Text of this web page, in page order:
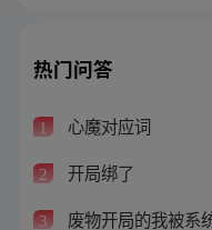
热门问答
1 心魔对应词
2 开局绑了
3 废物开局的我被系